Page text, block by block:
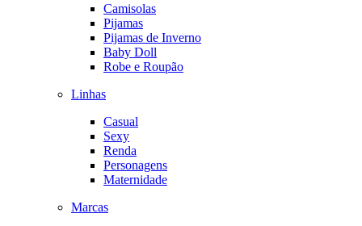
Camisolas
Pijamas
Pijamas de Inverno
Baby Doll
Robe e Roupão
Linhas
Casual
Sexy
Renda
Personagens
Maternidade
Marcas